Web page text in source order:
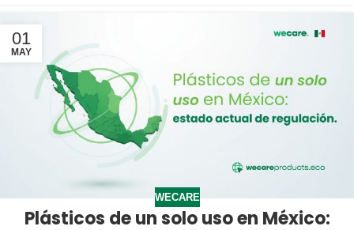
01
MAY
WECARE
Plásticos de un solo uso en México: